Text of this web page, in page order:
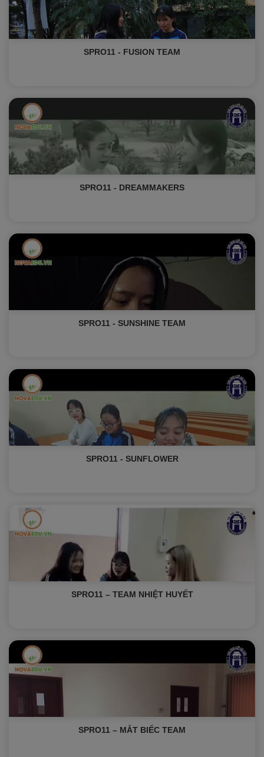
SPRO11 - FUSION TEAM
SPRO11 - DREAMMAKERS
SPRO11 - SUNSHINE TEAM
SPRO11 - SUNFLOWER
SPRO11 – TEAM NHIỆT HUYẾT
SPRO11 – MẮT BIẾC TEAM